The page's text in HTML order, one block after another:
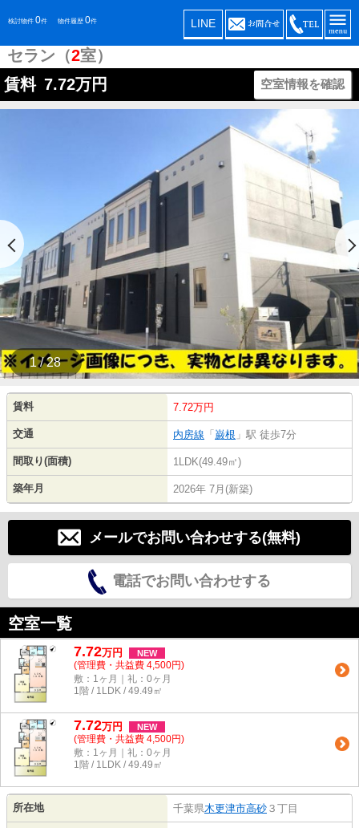
検討物件 0件 物件履歴 0件 LINE
セラン（2室）
賃料 7.72万円 空室情報を確認
1 / 28
賃料 7.72万円
交通 内房線 「 巌根 」駅 徒歩7分
間取り(面積) 1LDK(49.49㎡)
築年月 2026年 7月(新築)
メールでお問い合わせする(無料)
電話でお問い合わせする
空室一覧
7.72万円 NEW
(管理費・共益費 4,500円)
敷：1ヶ月｜礼：0ヶ月
1階 / 1LDK / 49.49㎡
7.72万円 NEW
(管理費・共益費 4,500円)
敷：1ヶ月｜礼：0ヶ月
1階 / 1LDK / 49.49㎡
所在地 千葉県木更津市高砂 ３丁目